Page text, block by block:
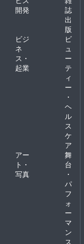
開発
誌
出
版
ビジ
ネ
ス・
起業
ビ
ュ
ー
テ
ィ
ー
・
ヘ
ル
ス
ケ
ア
アー
ト・
写真
舞
台
・
パ
フ
ォ
ー
マ
ン
ス